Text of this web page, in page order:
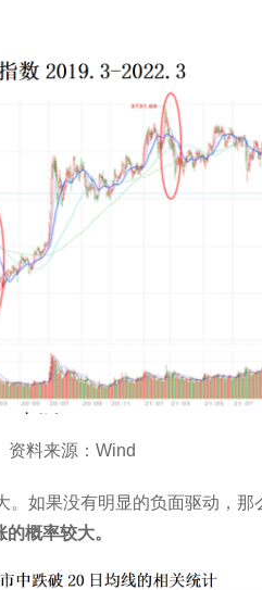
资料来源：Wind
如果没有明显的负面驱动，那
概率较大。